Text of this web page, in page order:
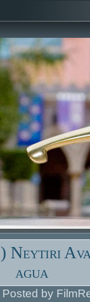
Neytiri
agua
Posted by